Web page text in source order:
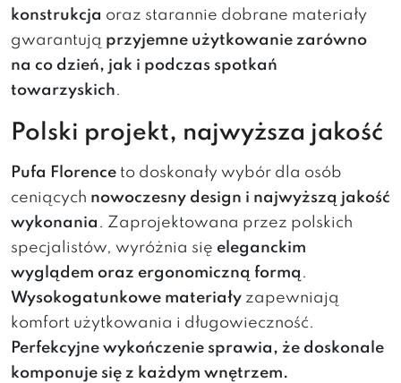
konstrukcja oraz starannie dobrane materiały
gwarantują przyjemne użytkowanie zarówno
na co dzień, jak i podczas spotkań
towarzyskich.
Polski projekt, najwyższa jakość
Pufa Florence to doskonały wybór dla osób
ceniących nowoczesny design i najwyższą jakość
wykonania . Zaprojektowana przez polskich
specjalistów, wyróżnia się eleganckim
wyglądem oraz ergonomiczną formą .
Wysokogatunkowe materiały zapewniają
komfort użytkowania i długowieczność.
Perfekcyjne wykończenie sprawia, że doskonale
komponuje się z każdym wnętrzem.